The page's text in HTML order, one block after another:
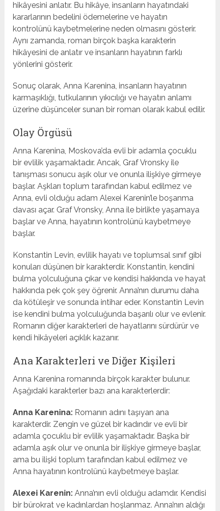
hikâyesini anlatır. Bu hikâye, insanların hayatındaki
kararlarının bedelini ödemelerine ve hayatın
kontrolünü kaybetmelerine neden olmasını gösterir.
Aynı zamanda, roman birçok başka karakterin
hikâyesini de anlatır ve insanların hayatının farklı
yönlerini gösterir.
Sonuç olarak, Anna Karenina, insanların hayatının
karmaşıklığı, tutkularının yıkıcılığı ve hayatın anlamı
üzerine düşünceler sunan bir roman olarak kabul edilir.
Olay Örgüsü
Anna Karenina, Moskova’da evli bir adamla çocuklu
bir evlilik yaşamaktadır. Ancak, Graf Vronsky ile
tanışması sonucu aşık olur ve onunla ilişkiye girmeye
başlar. Aşkları toplum tarafından kabul edilmez ve
Anna, evli olduğu adam Alexei Karenin’le boşanma
davası açar. Graf Vronsky, Anna ile birlikte yaşamaya
başlar ve Anna, hayatının kontrolünü kaybetmeye
başlar.
Konstantin Levin, evlilik hayatı ve toplumsal sınıf gibi
konuları düşünen bir karakterdir. Konstantin, kendini
bulma yolculuğuna çıkar ve kendisi hakkında ve hayat
hakkında pek çok şey öğrenir. Anna’nın durumu daha
da kötüleşir ve sonunda intihar eder. Konstantin Levin
ise kendini bulma yolculuğunda başarılı olur ve evlenir.
Romanın diğer karakterleri de hayatlarını sürdürür ve
kendi hikâyeleri açıklık kazanır.
Ana Karakterleri ve Diğer Kişileri
Anna Karenina romanında birçok karakter bulunur.
Aşağıdaki karakterler bazı ana karakterlerdir:
Anna Karenina: Romanın adını taşıyan ana
karakterdir. Zengin ve güzel bir kadındır ve evli bir
adamla çocuklu bir evlilik yaşamaktadır. Başka bir
adamla aşık olur ve onunla bir ilişkiye girmeye başlar,
ama bu ilişki toplum tarafından kabul edilmez ve
Anna hayatının kontrolünü kaybetmeye başlar.
Alexei Karenin: Anna’nın evli olduğu adamdır. Kendisi
bir bürokrat ve kadınlardan hoşlanmaz. Anna’nın aldığı